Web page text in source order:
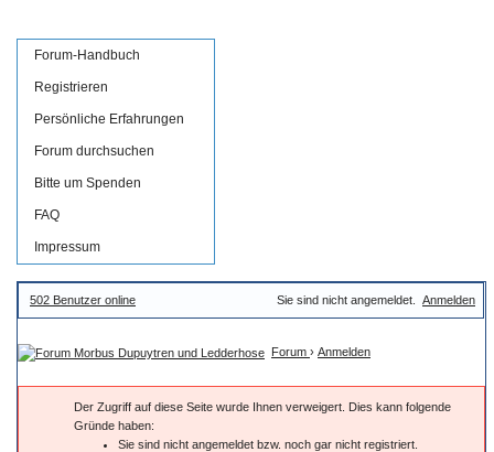
Forum-Handbuch
Registrieren
Persönliche Erfahrungen
Forum durchsuchen
Bitte um Spenden
FAQ
Impressum
502 Benutzer online Sie sind nicht angemeldet. Anmelden
Forum › Anmelden
Der Zugriff auf diese Seite wurde Ihnen verweigert. Dies kann folgende
Gründe haben:
Sie sind nicht angemeldet bzw. noch gar nicht registriert.